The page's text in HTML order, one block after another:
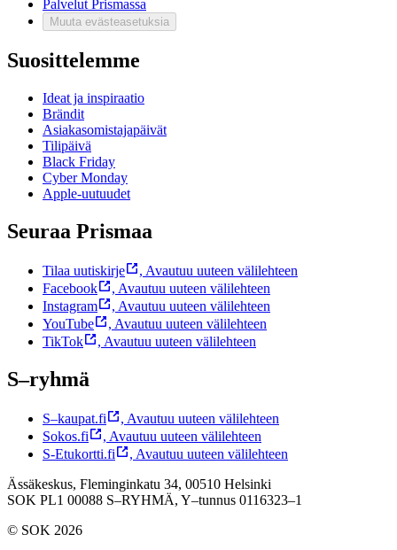
Palvelut Prismassa
Muuta evästeasetuksia
Suosittelemme
Ideat ja inspiraatio
Brändit
Asiakasomistajapäivät
Tilipäivä
Black Friday
Cyber Monday
Apple-uutuudet
Seuraa Prismaa
Tilaa uutiskirje , Avautuu uuteen välilehteen
Facebook
, Avautuu uuteen välilehteen
Instagram
, Avautuu uuteen välilehteen
YouTube
, Avautuu uuteen välilehteen
TikTok
, Avautuu uuteen välilehteen
S–ryhmä
S–kaupat.fi , Avautuu uuteen välilehteen
Sokos.fi
, Avautuu uuteen välilehteen
S-Etukortti.fi
, Avautuu uuteen välilehteen
Ässäkeskus, Fleminginkatu 34, 00510 Helsinki
SOK PL1 00088 S–RYHMÄ, Y–tunnus 0116323–1
© SOK 2026